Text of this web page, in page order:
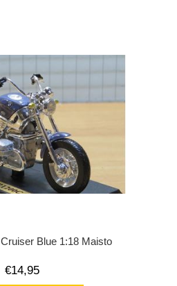
Blue 1:18 Maisto
€14,95